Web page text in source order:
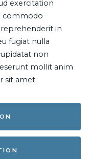
exercitation
commodo
in
fugiat nulla
non
mollit anim
sit amet.